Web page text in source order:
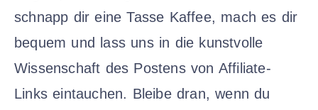
schnapp dir eine Tasse Kaffee, mach es dir
bequem und lass uns in die kunstvolle
Wissenschaft des Postens von Affiliate-
Links eintauchen. Bleibe dran, wenn du